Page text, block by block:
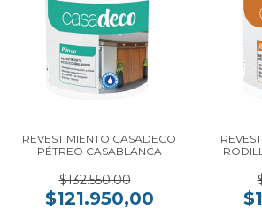
REVESTIMIENTO CASADECO
PÉTREO CASABLANCA
$132.550,00
$121.950,00